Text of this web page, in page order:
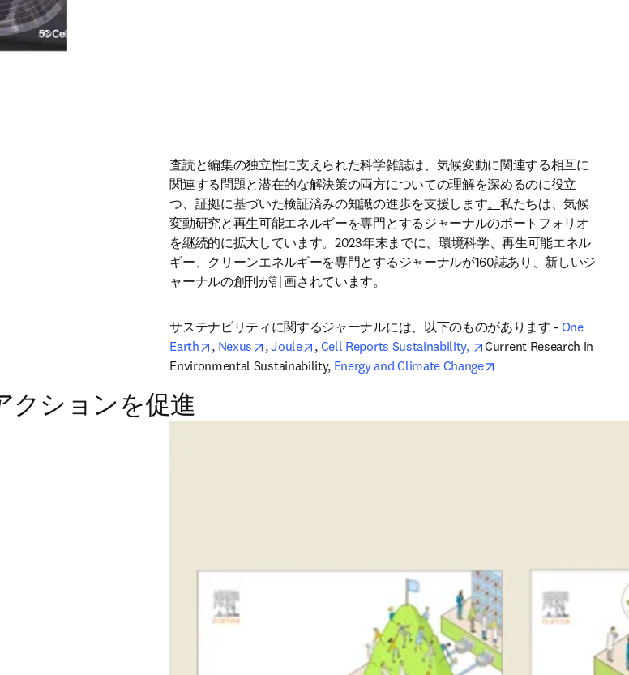
査読と編集の独立性に支えられた科学雑誌は、気候変動に関連する相互に
関連する問題と潜在的な解決策の両方についての理解を深めるのに役立
つ、証拠に基づいた検証済みの知識の進歩を支援します。 私たちは、気候
変動研究と再生可能エネルギーを専門とするジャーナルのポートフォリオ
を継続的に拡大しています。2023年末までに、環境科学、再生可能エネル
ギー、クリーンエネルギーを専門とするジャーナルが160誌あり、新しいジ
ャーナルの創刊が計画されています。
サステナビリティに関するジャーナルには、以下のものがあります - One
Earth
opens in new tab/window
, Nexus opens in new tab/window
, Joule opens in new tab/window
, Cell Reports Sustainability, opens in new tab/window
Current Research in
Environmental Sustainability, Energy and Climate Change
クションを促進